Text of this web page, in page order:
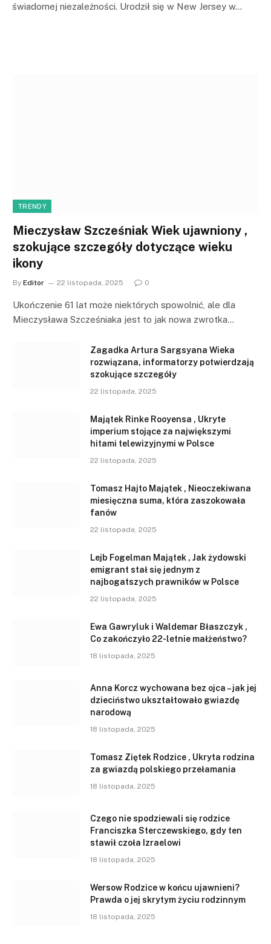
świadomej niezależności. Urodził się w New Jersey w…
TRENDY
Mieczysław Szcześniak Wiek ujawniony ,
szokujące szczegóły dotyczące wieku
ikony
By Editor 22 listopada, 2025 0
Ukończenie 61 lat może niektórych spowolnić, ale dla
Mieczysława Szcześniaka jest to jak nowa zwrotka…
Zagadka Artura Sargsyana Wieka
rozwiązana, informatorzy potwierdzają
szokujące szczegóły
22 listopada, 2025
Majątek Rinke Rooyensa , Ukryte
imperium stojące za największymi
hitami telewizyjnymi w Polsce
22 listopada, 2025
Tomasz Hajto Majątek , Nieoczekiwana
miesięczna suma, która zaszokowała
fanów
22 listopada, 2025
Lejb Fogelman Majątek , Jak żydowski
emigrant stał się jednym z
najbogatszych prawników w Polsce
22 listopada, 2025
Ewa Gawryluk i Waldemar Błaszczyk ,
Co zakończyło 22-letnie małżeństwo?
18 listopada, 2025
Anna Korcz wychowana bez ojca – jak jej
dzieciństwo ukształtowało gwiazdę
narodową
18 listopada, 2025
Tomasz Ziętek Rodzice , Ukryta rodzina
za gwiazdą polskiego przełamania
18 listopada, 2025
Czego nie spodziewali się rodzice
Franciszka Sterczewskiego, gdy ten
stawił czoła Izraelowi
18 listopada, 2025
Wersow Rodzice w końcu ujawnieni?
Prawda o jej skrytym życiu rodzinnym
18 listopada, 2025